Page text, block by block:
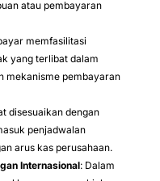
atau pembayaran
memfasilitasi
yang terlibat dalam
mekanisme pembayaran
disesuaikan dengan
penjadwalan
arus kas perusahaan.
Internasional: Dalam